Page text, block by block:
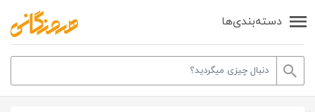
دسته‌بندی‌ها